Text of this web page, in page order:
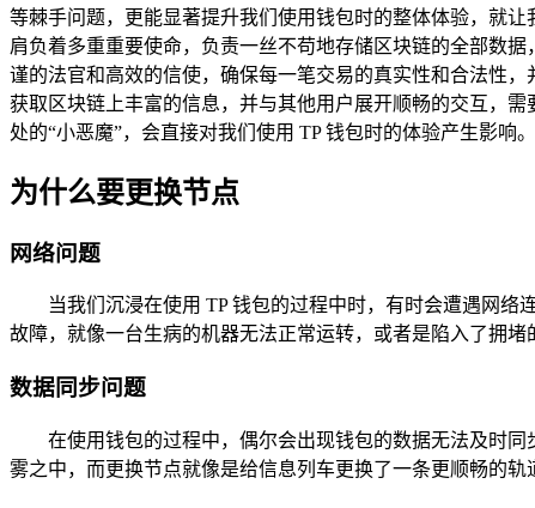
等棘手问题，更能显著提升我们使用钱包时的整体体验，就
肩负着多重重要使命，负责一丝不苟地存储区块链的全部数
谨的法官和高效的信使，确保每一笔交易的真实性和合法性
获取区块链上丰富的信息，并与其他用户展开顺畅的交互，
处的“小恶魔”，会直接对我们使用 TP 钱包时的体验产生影响。
为什么要更换节点
网络问题
当我们沉浸在使用 TP 钱包的过程中时，有时会遭遇网
故障，就像一台生病的机器无法正常运转，或者是陷入了拥
数据同步问题
在使用钱包的过程中，偶尔会出现钱包的数据无法及时
雾之中，而更换节点就像是给信息列车更换了一条更顺畅的